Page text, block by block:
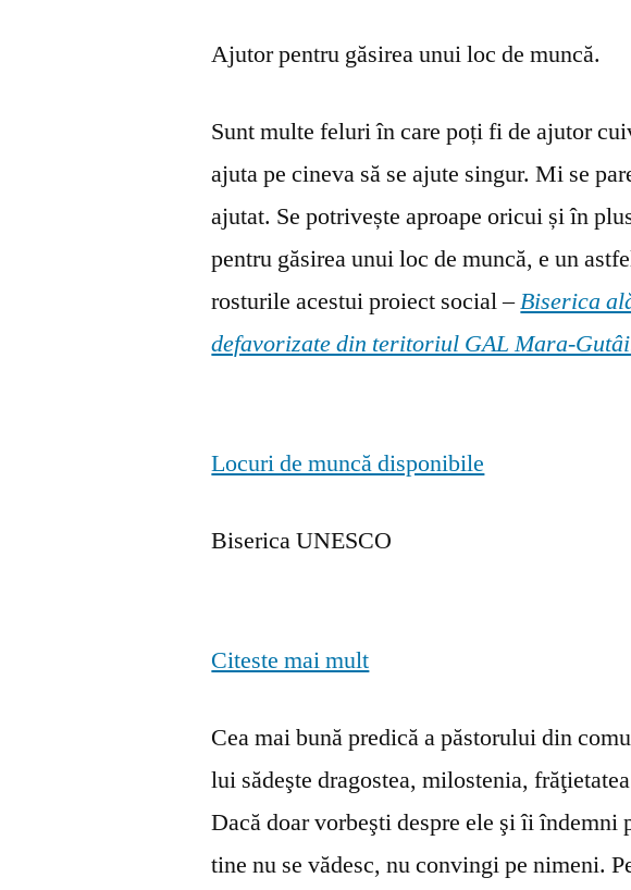
Ajutor pentru găsirea unui loc de muncă.
Sunt multe feluri în care poți fi de ajutor
ajuta pe cineva să se ajute singur. Mi se
ajutat. Se potrivește aproape oricui și în
pentru găsirea unui loc de muncă, e un
rosturile acestui proiect social –Biserica
defavorizate din teritoriul GAL Mara-
Locuri de muncă disponibile
Biserica UNESCO
Citeste mai mult
Cea mai bună predică a păstorului din
lui sădeşte dragostea, milostenia,
Dacă doar vorbeşti despre ele şi îi îndemni
tine nu se vă­desc, nu convingi pe nimeni.